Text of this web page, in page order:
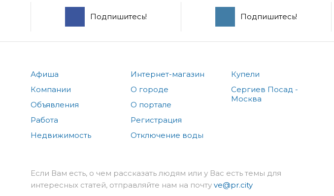
Подпишитесь! Подпишитесь!
Афиша
Компании
Объявления
Работа
Недвижимость
Интернет-магазин
О городе
О портале
Регистрация
Отключение воды
Купели
Сергиев Посад -
Москва
Если Вам есть, о чем рассказать людям или у Вас есть темы для
интересных статей, отправляйте нам на почту ve@pr.city